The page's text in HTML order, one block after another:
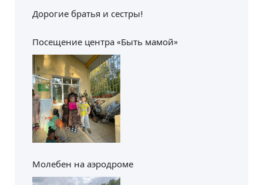
Дорогие братья и сестры!
Посещение центра «Быть мамой»
Молебен на аэродроме